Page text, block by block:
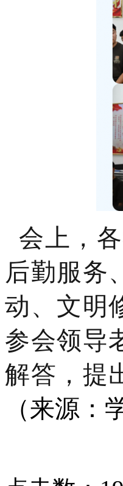
会上，
后勤服务
动、文明
参会领导
解答，提
（来源：